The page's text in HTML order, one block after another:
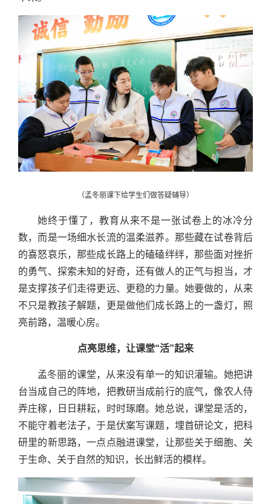
（孟冬丽课下给学生们做答疑辅导）
她终于懂了，教育从来不是一张试卷上的冰冷分
数，而是一场细水长流的温柔滋养。那些藏在试卷背后
的喜怒哀乐，那些成长路上的磕磕绊绊，那些面对挫折
的勇气、探索未知的好奇，还有做人的正气与担当，才
是支撑孩子们走得更远、更稳的力量。她要做的，从来
不只是教孩子解题，更是做他们成长路上的一盏灯，照
亮前路，温暖心房。
点亮思维，让课堂“活”起来
孟冬丽的课堂，从来没有单一的知识灌输。她把讲
台当成自己的阵地，把教研当成前行的底气，像农人侍
弄庄稼，日日耕耘，时时琢磨。她总说，课堂是活的，
不能守着老法子，于是伏案写课题，埋首研论文，把科
研里的新思路，一点点融进课堂，让那些关于细胞、关
于生命、关于自然的知识，长出鲜活的模样。